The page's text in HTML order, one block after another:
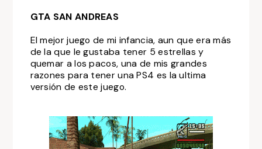
GTA SAN ANDREAS
El mejor juego de mi infancia, aun que era más
de la que le gustaba tener 5 estrellas y
quemar a los pacos, una de mis grandes
razones para tener una PS4 es la ultima
versión de este juego.